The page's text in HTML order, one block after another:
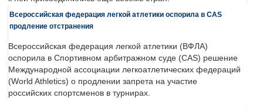
Всероссийская федерация легкой атлетики оспорила в CAS
продление отстранения
Всероссийская федерация легкой атлетики (ВФЛА)
оспорила в Спортивном арбитражном суде (CAS) решение
Международной ассоциации легкоатлетических федераций
(World Athletics) о продлении запрета на участие
российских спортсменов в турнирах.